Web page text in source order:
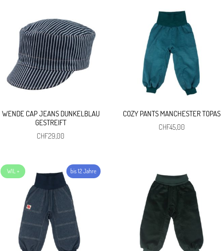
WENDE CAP JEANS DUNKELBLAU
GESTREIFT
CHF29,00
COZY PANTS MANCHESTER TOPAS
CHF45,00